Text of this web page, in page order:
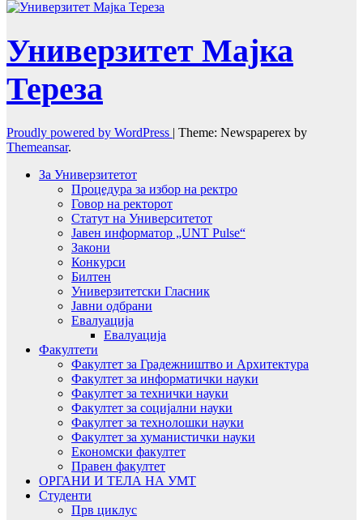
Универзитет Мајка
Тереза
Proudly powered by WordPress | Theme: Newspaperex by
Themeansar.
За Универзитетот
Процедура за избор на ректро
Говор на ректорот
Статут на Университетот
Јавен информатор „UNT Pulse“
Закони
Конкурси
Билтен
Универзитетски Гласник
Јавни одбрани
Евалуација
Евалуација
Факултети
Факултет за Градежништво и Архитектура
Факултет за информатички науки
Факултет за технички науки
Факултет за социјални науки
Факултет за технолошки науки
Факултет за хуманистички науки
Економски факултет
Правен факултет
ОРГАНИ И ТЕЛА НА УМТ
Студенти
Прв циклус